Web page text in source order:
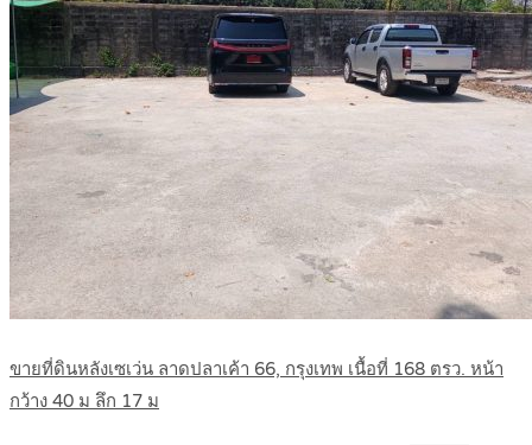
ขายที่ดินหลังเซเว่น ลาดปลาเค้า 66, กรุงเทพ เนื้อที่ 168 ตรว. หน้า
กว้าง 40 ม ลึก 17 ม